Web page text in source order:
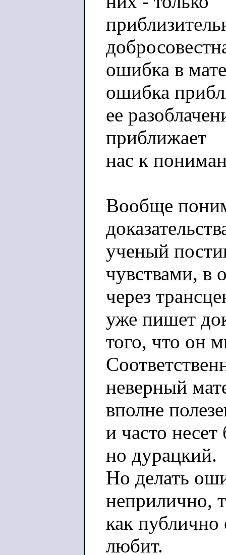
ошибка в
ошибка
ее
приближает
нас к
Вообще
ученый
чувствами, в
через
уже пишет
того, что он
неверный
вполне
и часто
но дурацкий.
Но делать
неприлично,
как публично
любит.